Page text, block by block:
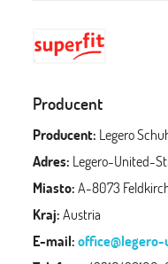
Producent
Producent: Legero
Adres: Legero-United-
Miasto:A-8073
Kraj:Austria
E-mail: